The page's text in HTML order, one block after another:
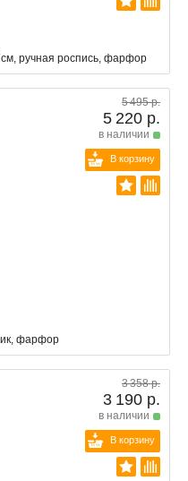
ручная роспись, фарфор
5 495 р.
5 220 р.
в наличии
В корзину
фарфор
3 358 р.
3 190 р.
в наличии
В корзину